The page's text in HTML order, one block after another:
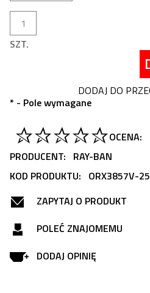
SZT.
DODAJ DO
* - Pole wymagane
OCENA:
PRODUCENT: RAY-BAN
KOD PRODUKTU: ORX3857V-
ZAPYTAJ O PRODUKT
POLEĆ ZNAJOMEMU
DODAJ OPINIĘ